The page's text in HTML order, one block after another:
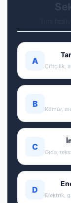
A
Çiftçilik,
B
Kömür,
C
Gıda,
D
Elektrik,